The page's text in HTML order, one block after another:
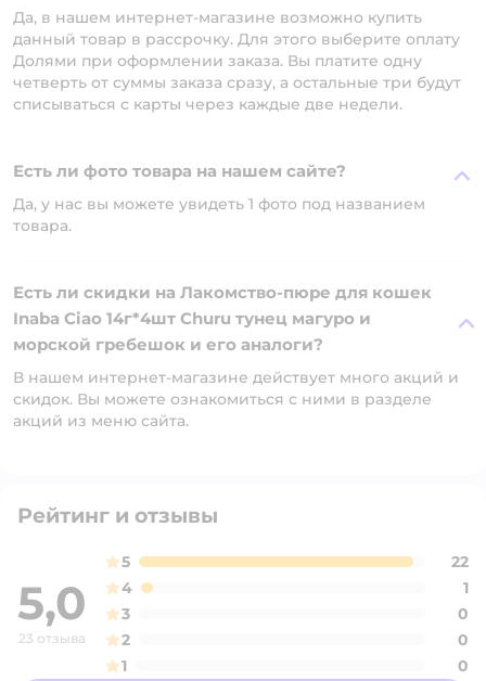
Да, в нашем интернет-магазине возможно купить
данный товар в рассрочку. Для этого выберите оплату
Долями при оформлении заказа. Вы платите одну
четверть от суммы заказа сразу, а остальные три будут
списываться с карты через каждые две недели.
Есть ли фото товара на нашем сайте?
Да, у нас вы можете увидеть 1 фото под названием
товара.
Есть ли скидки на Лакомство-пюре для кошек
Inaba Ciao 14г*4шт Churu тунец магуро и
морской гребешок и его аналоги?
В нашем интернет-магазине действует много акций и
скидок. Вы можете ознакомиться с ними в разделе
акций из меню сайта.
Рейтинг и отзывы
5,0
23 отзыва
5
22
4
1
3
0
2
0
1
0